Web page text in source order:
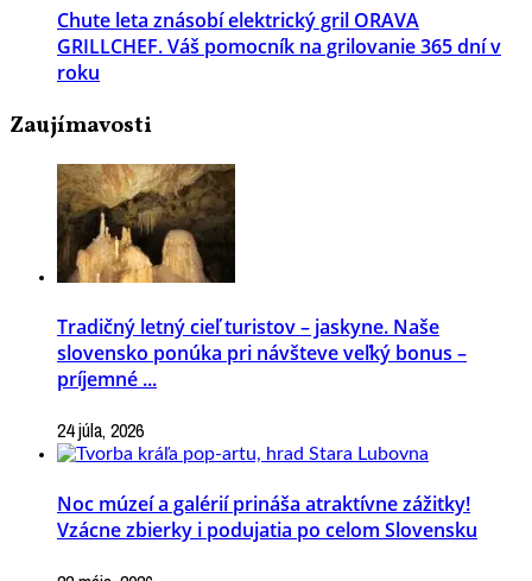
Chute leta znásobí elektrický gril ORAVA
GRILLCHEF. Váš pomocník na grilovanie 365 dní v
roku
Zaujímavosti
Tradičný letný cieľ turistov – jaskyne. Naše
slovensko ponúka pri návšteve veľký bonus –
príjemné ...
24 júla, 2026
Noc múzeí a galérií prináša atraktívne zážitky!
Vzácne zbierky i podujatia po celom Slovensku